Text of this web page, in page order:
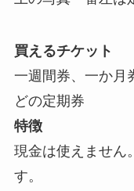
買えるチケット
一週間券、一か月
どの定期券
特徴
現金は使えません。
す。